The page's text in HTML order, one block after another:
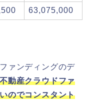
63,075,000
ァンディングのデ
動産クラウドファ
のでコンスタント